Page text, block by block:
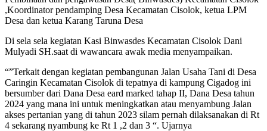
,Koordinator pendamping Desa Kecamatan Cisolok, ketua LPM
Desa dan ketua Karang Taruna Desa
Di sela sela kegiatan Kasi Binwasdes Kecamatan Cisolok Dani
Mulyadi SH.saat di wawancara awak media menyampaikan.
“”Terkait dengan kegiatan pembangunan Jalan Usaha Tani di Desa
Caringin Kecamatan Cisolok di tepatnya di kampung Cigadog ini
bersumber dari Dana Desa eard marked tahap II, Dana Desa tahun
2024 yang mana ini untuk meningkatkan atau menyambung Jalan
akses pertanian yang di tahun 2023 silam pernah dilaksanakan di Rt
4 sekarang nyambung ke Rt 1 ,2 dan 3 “. Ujarnya